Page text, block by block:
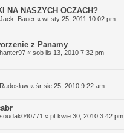
NA NASZYCH OCZACH?
Jack. Bauer « wt sty 25, 2011 10:02 pm
z Panamy
hanter97 « sob lis 13, 2010 7:32 pm
Radosław « śr sie 25, 2010 9:22 am
soudak040771 « pt kwie 30, 2010 3:42 pm